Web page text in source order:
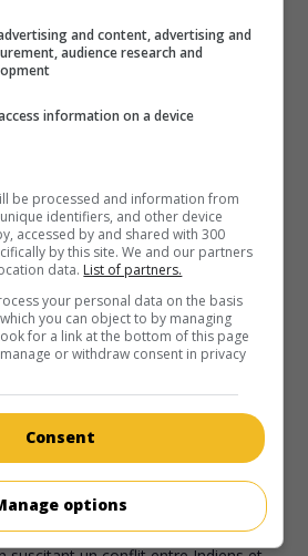
sur mes écrans
Harald Philipp avec
,
Méril. Un exploiteur de pétrole veut
and content, advertising and
audience research and
information on a device
be processed and information from
identifiers, and other device
accessed by and shared with 300
by this site. We and our partners
data. List of partners.
your personal data on the basis
you can object to by managing
for a link at the bottom of this page
or withdraw consent in privacy
Consent
options